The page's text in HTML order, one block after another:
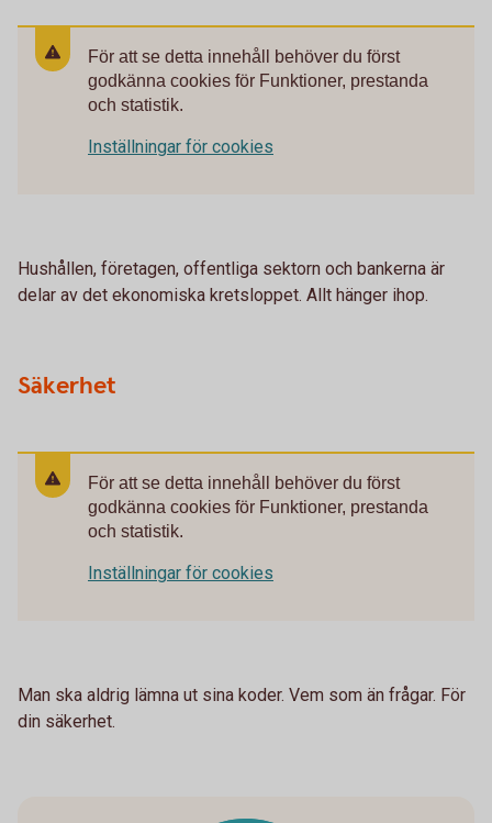
För att se detta innehåll behöver du först
godkänna cookies för Funktioner, prestanda
och statistik.
Inställningar för cookies
Hushållen, företagen, offentliga sektorn och bankerna är
delar av det ekonomiska kretsloppet. Allt hänger ihop.
Säkerhet
För att se detta innehåll behöver du först
godkänna cookies för Funktioner, prestanda
och statistik.
Inställningar för cookies
Man ska aldrig lämna ut sina koder. Vem som än frågar. För
din säkerhet.